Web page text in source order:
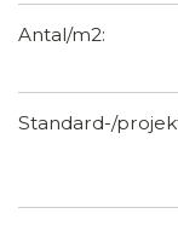
Antal/m2:
Standard-/